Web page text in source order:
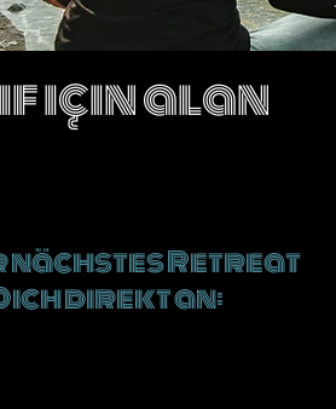
için alan
nächstes Retreat
direkt an: